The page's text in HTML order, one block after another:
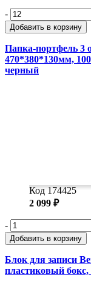
-
Добавить в корзину
Папка-портфель 3
470*380*130мм,
черный
Код 174425
2 099 ₽
-
Добавить в корзину
Блок для записи
пластиковый